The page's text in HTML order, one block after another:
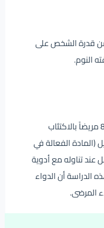
من قدرة الشخص على
النوم.
867 مريضاً بالاكتئاب
(المادة الفعالة في
تناوله مع أدوية
الدراسة أن الدواء
المرضى.